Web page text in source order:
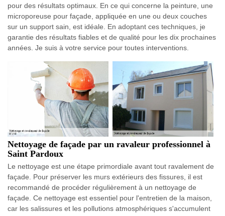
pour des résultats optimaux. En ce qui concerne la peinture, une
microporeuse pour façade, appliquée en une ou deux couches
sur un support sain, est idéale. En adoptant ces techniques, je
garantie des résultats fiables et de qualité pour les dix prochaines
années. Je suis à votre service pour toutes interventions.
Nettoyage de façade par un ravaleur professionnel à
Saint Pardoux
Le nettoyage est une étape primordiale avant tout ravalement de
façade. Pour préserver les murs extérieurs des fissures, il est
recommandé de procéder régulièrement à un nettoyage de
façade. Ce nettoyage est essentiel pour l'entretien de la maison,
car les salissures et les pollutions atmosphériques s'accumulent